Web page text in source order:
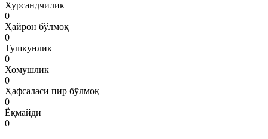
Хурсандчилик
0
Ҳайрон бўлмоқ
0
Тушкунлик
0
Хомушлик
0
Ҳафсаласи пир бўлмоқ
0
Ёқмайди
0